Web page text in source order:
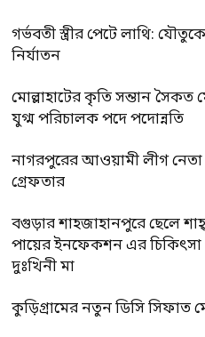
গর্ভবতী স্ত্রীর পেটে লাথি:
নির্যাতন
মোল্লাহাটের কৃতি সন্তান সৈকত
যুগ্ম পরিচালক পদে পদোন্নতি
নাগরপুরের আওয়ামী লীগ নেতা
গ্রেফতার
বগুড়ার শাহজাহানপুরে ছেলে
পায়ের ইনফেকশন এর চিকিৎসা
দুঃখিনী মা
কুড়িগ্রামের নতুন ডিসি সিফাত